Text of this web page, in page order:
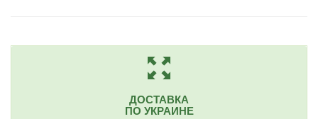
ДОСТАВКА
ПО УКРАИНЕ